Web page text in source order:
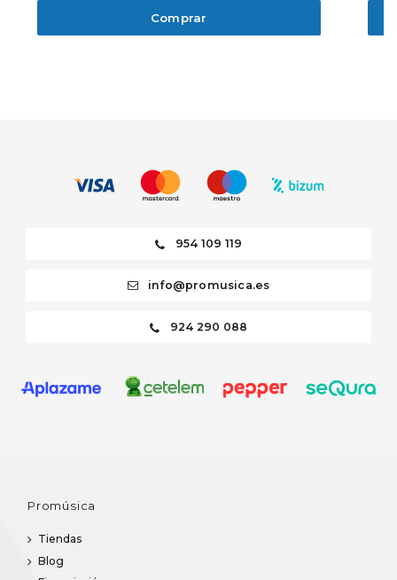
Comprar
954 109 119
info@promusica.es
924 290 088
Promúsica
Tiendas
Blog